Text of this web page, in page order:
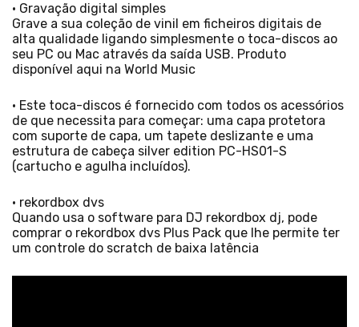
• Gravação digital simples
Grave a sua coleção de vinil em ficheiros digitais de
alta qualidade ligando simplesmente o toca-discos ao
seu PC ou Mac através da saída USB. Produto
disponível aqui na World Music
• Este toca-discos é fornecido com todos os acessórios
de que necessita para começar: uma capa protetora
com suporte de capa, um tapete deslizante e uma
estrutura de cabeça silver edition PC-HS01-S
(cartucho e agulha incluídos).
• rekordbox dvs
Quando usa o software para DJ rekordbox dj, pode
comprar o rekordbox dvs Plus Pack que lhe permite ter
um controle do scratch de baixa latência